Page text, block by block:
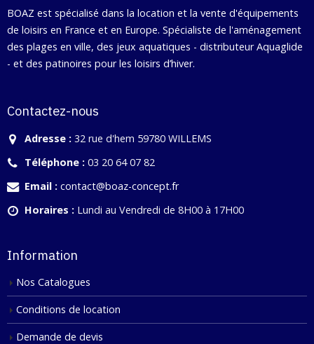
BOAZ est spécialisé dans la location et la vente d'équipements
de loisirs en France et en Europe. Spécialiste de l'aménagement
des plages en ville, des jeux aquatiques - distributeur Aquaglide
- et des patinoires pour les loisirs d’hiver.
Contactez-nous
Adresse : 32 rue d'hem 59780 WILLEMS
Téléphone : 03 20 64 07 82
Email : contact@boaz-concept.fr
Horaires : Lundi au Vendredi de 8H00 à 17H00
Information
Nos Catalogues
Conditions de location
Demande de devis